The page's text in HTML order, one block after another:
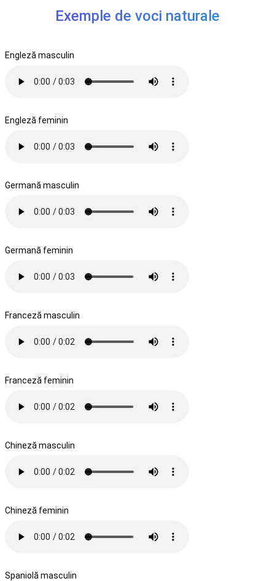
Exemple de voci naturale
Engleză masculin
Engleză feminin
Germană masculin
Germană feminin
Franceză masculin
Franceză feminin
Chineză masculin
Chineză feminin
Spaniolă masculin